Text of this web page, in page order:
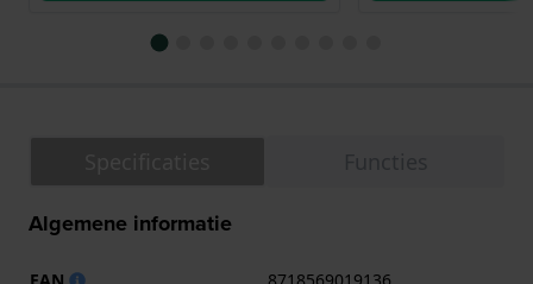
Algemene informatie